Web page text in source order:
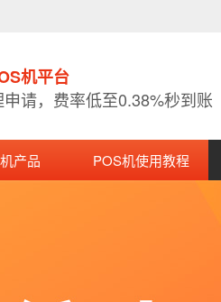
机平台
请，费率低至0.38%秒到账
产品 POS机使用教程